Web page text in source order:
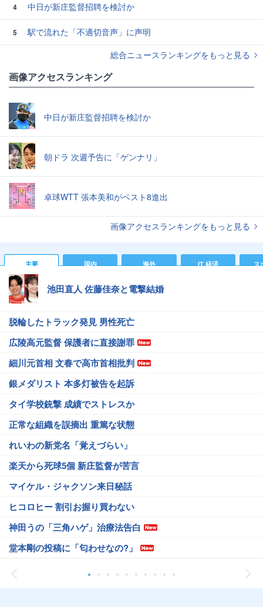
4 中日が新庄監督招聘を検討か
5
駅で流れた「不適切音声」に声明
総合ニュースランキングをもっと見る
画像アクセスランキング
中日が新庄監督招聘を検討か
朝ドラ 次週予告に「ゲンナリ」
卓球WTT 張本美和がベスト8進出
画像アクセスランキングをもっと見る
主要 国内 海外 IT 経済 ス
池田直人 佐藤佳奈と電撃結婚
脱輪したトラック発見 男性死亡
広陵高元監督 保護者に直接謝罪
細川元首相 文春で高市首相批判
銀メダリスト 本多灯被告を起訴
タイ学校銃撃 成績でストレスか
正常な組織を誤摘出 重篤な状態
れいわの新党名「覚えづらい」
楽天から死球5個 新庄監督が苦言
マイケル・ジャクソン来日秘話
ヒコロヒー 割引お握り買わない
神田うの「三角ハゲ」治療法告白
堂本剛の投稿に「匂わせなの?」